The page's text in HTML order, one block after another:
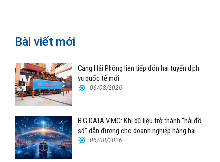
Bài viết mới
Cảng Hải Phòng liên tiếp đón hai tuyến dịch
vụ quốc tế mới
06/08/2026
BIG DATA VIMC: Khi dữ liệu trở thành “hải đồ
số” dẫn đường cho doanh nghiệp hàng hải
06/08/2026